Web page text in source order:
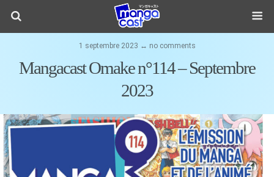
1 septembre 2023 ↔ no comments
Mangacast Omake n°114 – Septembre
2023